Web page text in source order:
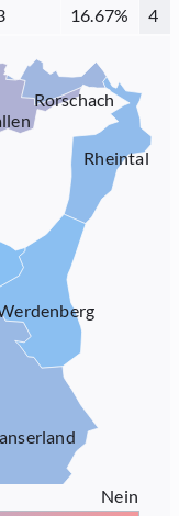
16.67% 4
Rheintal
Rorschach
Nein